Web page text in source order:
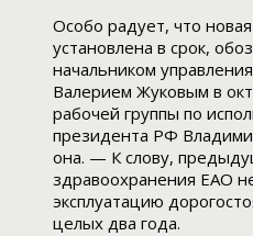
Особо радует, что
установлена в срок,
начальником
Валерием Жуковым в
рабочей группы по
президента РФ
она. — К слову,
здравоохранения ЕАО
эксплуатацию
целых два года.